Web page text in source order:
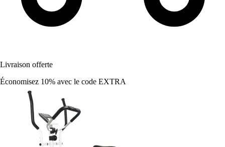
Livraison offerte
Économisez 10% avec le code EXTRA